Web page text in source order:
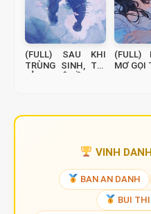
(FULL) SAU KHI
TRÙNG SINH, TÔI
(FULL)
MƠ GỌI
VINH
BAN AN DANH
BUI